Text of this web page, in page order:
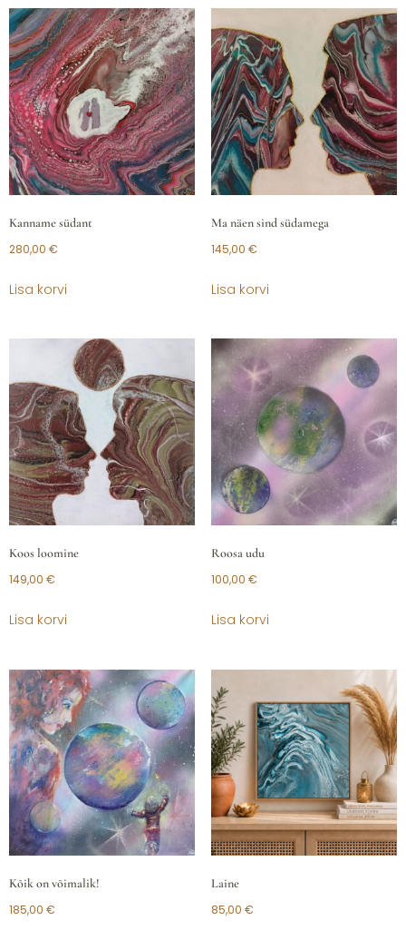
Kanname südant
280,00 €
Lisa korvi
Ma näen sind südamega
145,00 €
Lisa korvi
Koos loomine
149,00 €
Lisa korvi
Roosa udu
100,00 €
Lisa korvi
Kõik on võimalik!
185,00 €
Laine
85,00 €